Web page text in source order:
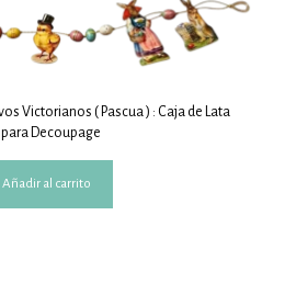
Victorianos ( Pascua ) : Caja de Lata
para Decoupage
Añadir al carrito